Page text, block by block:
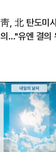
靑, 北 탄도미
의…"유엔 결의